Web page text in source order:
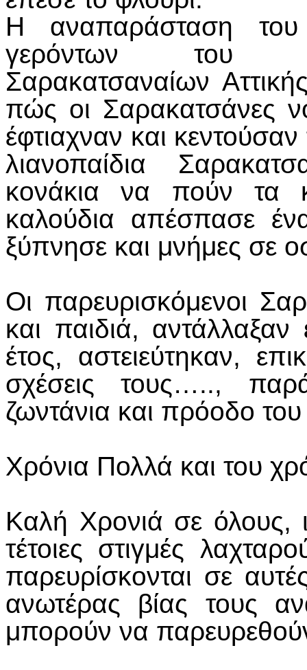
Η αναπαράσταση
γερόντων του
Σαρακατσαναίων
πώς οι Σαρακατσάνες
έφτιαχναν και
λιανοπαίδια
κονάκια να πούν τα
καλούδια απέσπασε
ξύπνησε και μνήμες σε
Οι παρευρισκόμενοι
και παιδιά,
έτος, αστειεύτηκαν,
σχέσεις τους…..,
ζωντάνια και πρόοδο
Χρόνια Πολλά και του
Καλή Χρονιά σε όλους,
τέτοιες στιγμές
παρευρίσκονται σε
ανωτέρας βίας τους
μπορούν να